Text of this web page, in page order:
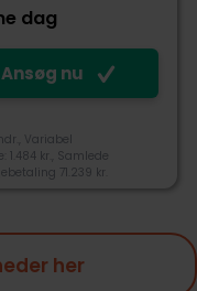
dag den største
som
gratis
og långivere.
dag
Ansøg nu
Variabel
1.484 kr., Samlede
71.239 kr.
her